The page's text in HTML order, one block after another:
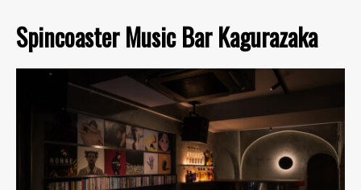
Spincoaster Music Bar Kagurazaka